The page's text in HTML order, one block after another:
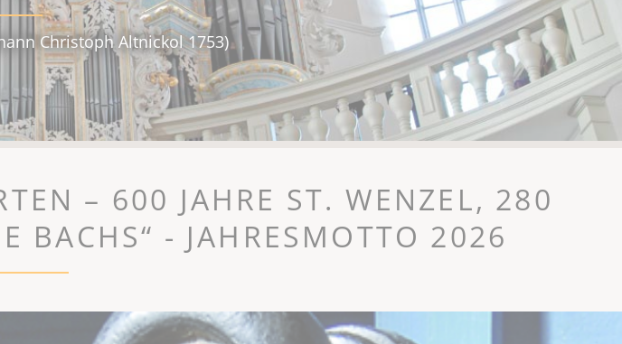
Christoph Altnickol 1753)
– 600 JAHRE ST. WENZEL, 280
BACHS“ - JAHRESMOTTO 2026